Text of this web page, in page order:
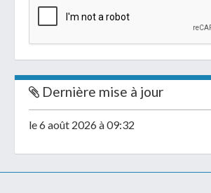
Dernière mise à jour
le 6 août 2026 à 09:32